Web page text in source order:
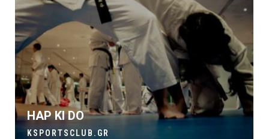
HAP KI DO
KSPORTSCLUB.GR